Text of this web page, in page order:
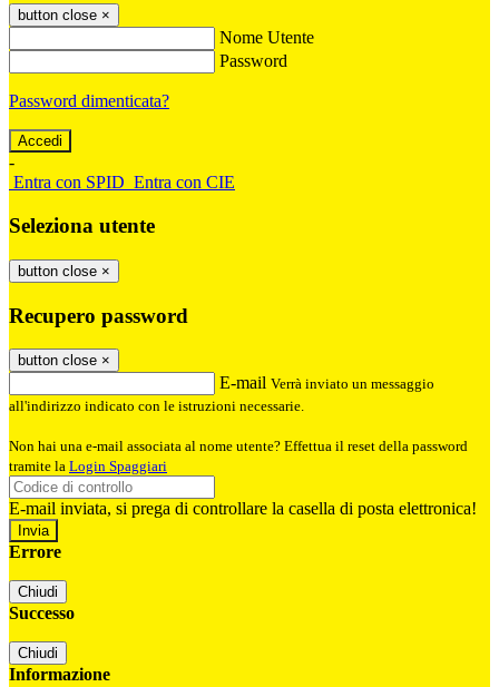
button close ×
Nome Utente
Password
Password dimenticata?
-
Entra con SPID Entra con CIE
Seleziona utente
button close ×
Recupero password
button close ×
E-mail Verrà inviato un messaggio
all'indirizzo indicato con le istruzioni necessarie.
Non hai una e-mail associata al nome utente? Effettua il reset della password
tramite la Login Spaggiari
E-mail inviata, si prega di controllare la casella di posta elettronica!
Errore
Chiudi
Successo
Chiudi
Informazione